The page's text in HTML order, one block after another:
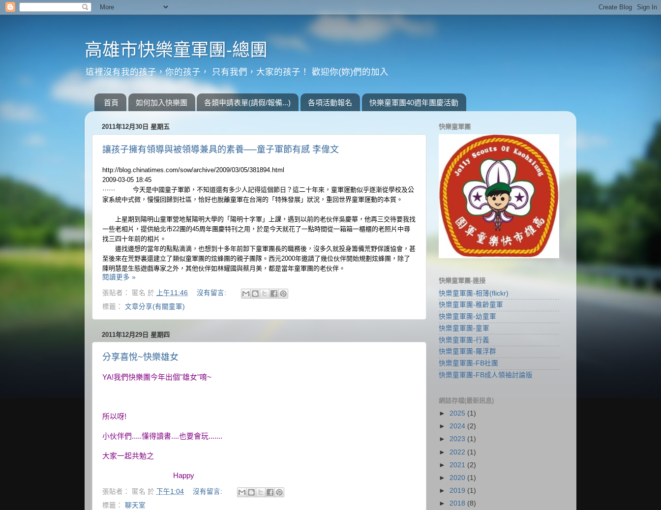
高雄市快樂童軍團-總團
這裡沒有我的孩子，你的孩子， 只有我們，大家的孩子！ 歡迎你(妳)們的加入
首頁 如何加入快樂團 各類申請表單(請假/報備...) 各項活動報名 快樂童軍團40週年團慶活動
2011年12月30日 星期五
讓孩子擁有領導與被領導兼具的素養──童子軍節有感 李偉文
http://blog.chinatimes.com/sow/archive/2009/03/05/381894.html
2009-03-05 18:45
⋯⋯ 今天是中國童子軍節，不知道還有多少人記得這個節日？這二十年來 ，童軍運動似乎逐漸從學校及公
家系統中式微，慢慢回歸到社區，恰好也脫離童軍在台灣的「特殊發展」狀況，重回世界童軍運動的本質 。
上星期到陽明山童軍營地幫陽明大學的「陽明十字軍」上課，遇到以前的老伙伴吳慶華，他再三交待要我找
一些老相片，提供給北市22團的45周年團慶特刊之用，於是今天就花了一點時間從一箱箱一櫃櫃的老照片中尋
找三四十年前的相片。
邊找邊想的當年的點點滴滴，也想到十多年前卸下童軍團長的職務後，沒多久就投身籌備荒野保護協會，甚
至後來在荒野裏還建立了類似童軍團的炫蜂團的親子團隊。西元2000年邀請了幾位伙伴開始規劃炫蜂團，除了
陳明慧是生態遊戲專家之外，其他伙伴如林耀國與蔡月美，都是當年童軍團的老伙伴。
閱讀更多 »
張貼者： 匿名 於 上午11:46
沒有留言:
標籤： 文章分享(有關童軍)
2011年12月29日 星期四
分享喜悅~快樂雄女
YA!我們快樂團今年出個"雄女"唷~
所以呀!
小伙伴們.....懂得讀書....也要會玩.......
大家一起共勉之
Happy
張貼者： 匿名 於 下午1:04
沒有留言:
標籤： 聊天室
快樂童軍團
快樂童軍團-連接
快樂童軍團-相簿(flickr)
快樂童軍團-稚齡童軍
快樂童軍團-幼童軍
快樂童軍團-童軍
快樂童軍團-行義
快樂童軍團-羅浮群
快樂童軍團-FB社團
快樂童軍團-FB成人領袖討論版
網誌存檔(最新訊息)
► 2025 (1)
► 2024 (2)
► 2023 (1)
► 2022 (1)
► 2021 (2)
► 2020 (1)
► 2019 (1)
► 2018 (8)